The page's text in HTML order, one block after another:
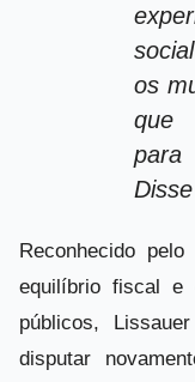
os
que
para
Reconhecido
equilíbrio fiscal e
públicos,
disputar